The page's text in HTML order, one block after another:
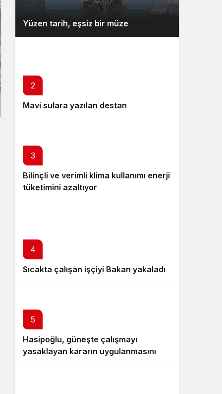
Yüzen tarih, eşsiz bir müze
2
Mavi sulara yazılan destan
3
Bilinçli ve verimli klima kullanımı enerji
tüketimini azaltıyor
4
Sıcakta çalışan işçiyi Bakan yakaladı
5
Hasipoğlu, güneşte çalışmayı
yasaklayan kararın uygulanmasını
Yeniboğaziçi’nde denetledi